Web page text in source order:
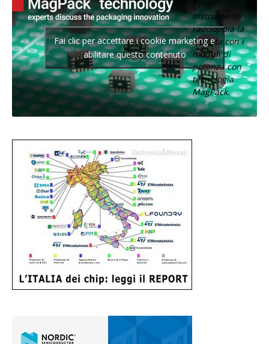
Texas
Instruments
raddoppia la
densità con i
moduli di
potenza con
tecnologia
MagPack.
Fai clic per accettare i cookie marketing e
abilitare questo contenuto